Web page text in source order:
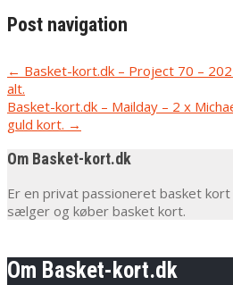
Post navigation
← Basket-kort.dk – Project 70 –
alt.
Basket-kort.dk – Mailday – 2 x
guld kort. →
Om Basket-kort.dk
Er en privat passioneret basket kort
sælger og køber basket kort.
Om Basket-kort.dk